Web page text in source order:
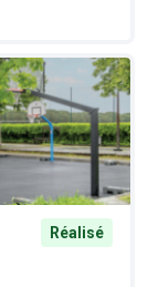
Réalisé